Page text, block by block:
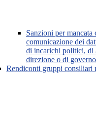
Sanzioni per mancata
comunicazione dei
di incarichi politici, di
direzione o di governo
Rendiconti gruppi consiliari